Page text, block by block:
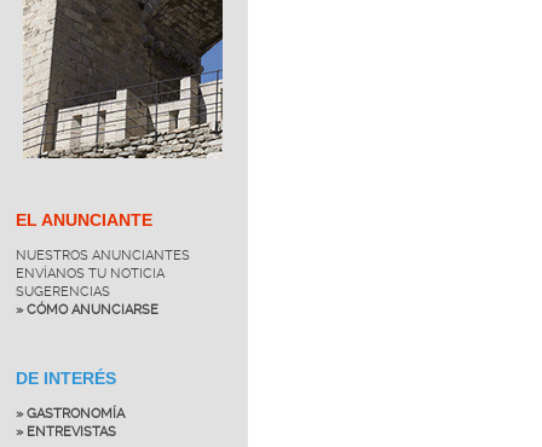
EL ANUNCIANTE
NUESTROS ANUNCIANTES
ENVÍANOS TU NOTICIA
SUGERENCIAS
» CÓMO ANUNCIARSE
DE INTERÉS
» GASTRONOMÍA
» ENTREVISTAS